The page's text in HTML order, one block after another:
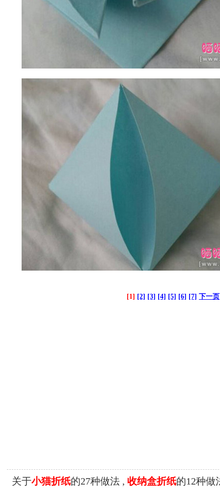
[1] [2] [3] [4] [5] [6] [7] 下一页
关于小猫折纸的27种做法 , 收纳盒折纸的12种做